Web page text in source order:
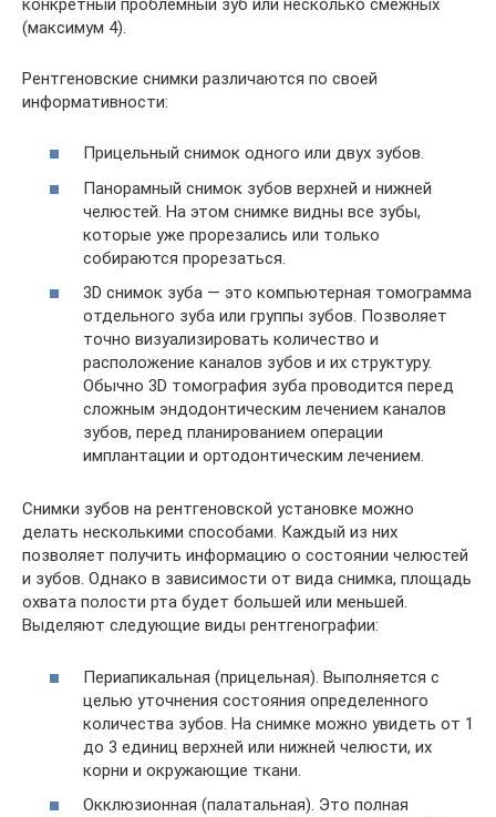
(максимум 4).
Рентгеновские снимки различаются по своей
информативности:
Прицельный снимок одного или двух зубов.
Панорамный снимок зубов верхней и нижней
челюстей. На этом снимке видны все зубы,
которые уже прорезались или только
собираются прорезаться.
3D снимок зуба — это компьютерная томограмма
отдельного зуба или группы зубов. Позволяет
точно визуализировать количество и
расположение каналов зубов и их структуру.
Обычно 3D томография зуба проводится перед
сложным эндодонтическим лечением каналов
зубов, перед планированием операции
имплантации и ортодонтическим лечением.
Снимки зубов на рентгеновской установке можно
делать несколькими способами. Каждый из них
позволяет получить информацию о состоянии челюстей
и зубов. Однако в зависимости от вида снимка, площадь
охвата полости рта будет большей или меньшей.
Выделяют следующие виды рентгенографии:
Периапикальная (прицельная). Выполняется с
целью уточнения состояния определенного
количества зубов. На снимке можно увидеть от 1
до 3 единиц верхней или нижней челюсти, их
корни и окружающие ткани.
Окклюзионная (палатальная). Это полная